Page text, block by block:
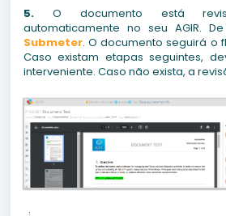
5. O documento está
automaticamente no seu AGIR.
Submeter. O documento seguirá o
Caso existam etapas seguintes,
interveniente. Caso não exista, a